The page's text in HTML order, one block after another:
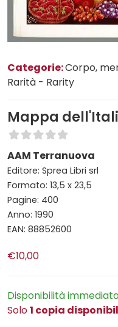
Categorie:Corpo,
Rarità - Rarity
Mappa
AAM Terranuova
Editore: Sprea Libri srl
Formato: 13,5 x 23,5
Pagine: 400
Anno: 1990
EAN: 88852600
€10,00
Disponibilità
Solo1 copia